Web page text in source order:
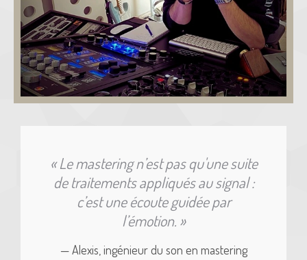
« Le mastering n’est pas qu'une suite
de traitements appliqués au signal :
c’est une écoute guidée par
l’émotion. »
— Alexis, ingénieur du son en mastering